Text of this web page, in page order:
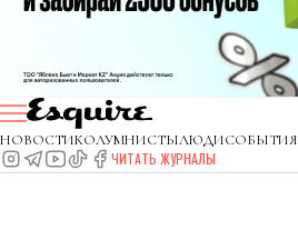
НОВОСТИКОЛУМНИСТЫЛЮДИСОБЫТИЯ
ЧИТАТЬ ЖУРНАЛЫ